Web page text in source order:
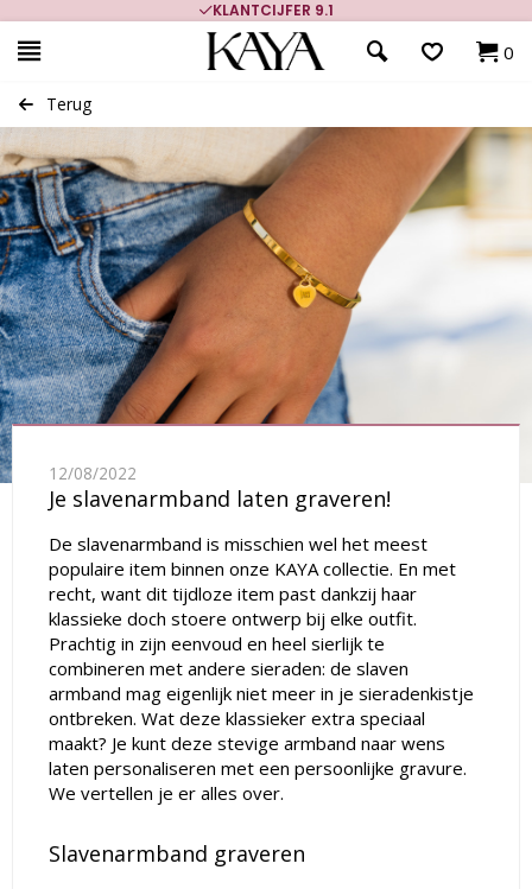
KLANTCIJFER 9.1
0
Terug
12/08/2022
Je slavenarmband laten graveren!
De slavenarmband is misschien wel het meest
populaire item binnen onze KAYA collectie. En met
recht, want dit tijdloze item past dankzij haar
klassieke doch stoere ontwerp bij elke outfit.
Prachtig in zijn eenvoud en heel sierlijk te
combineren met andere sieraden: de slaven
armband mag eigenlijk niet meer in je sieradenkistje
ontbreken. Wat deze klassieker extra speciaal
maakt? Je kunt deze stevige armband naar wens
laten personaliseren met een persoonlijke gravure.
We vertellen je er alles over.
Slavenarmband graveren